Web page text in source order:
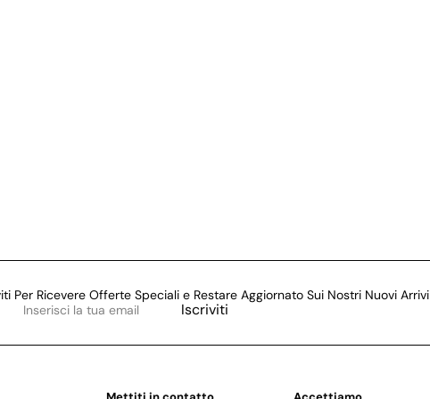
Per Ricevere Offerte Speciali e Restare Aggiornato Sui Nostri Nuovi Arrivi
Inserisci
tua
Iscriviti